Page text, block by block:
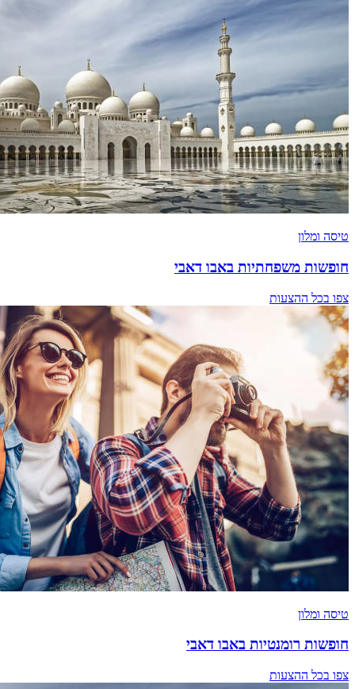
טיסה ומלון
חופשות משפחתיות באבו דאבי
צפו בכל ההצעות
טיסה ומלון
חופשות רומנטיות באבו דאבי
צפו בכל ההצעות